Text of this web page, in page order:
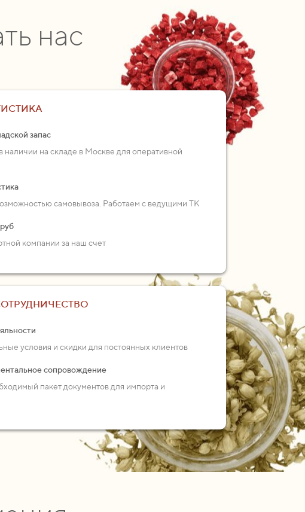
нас
запас
на складе в Москве для оперативной
самовывоза. Работаем с ведущими ТК
компании за наш счет
условия и скидки для постоянных клиентов
сопровождение
пакет документов для импорта и